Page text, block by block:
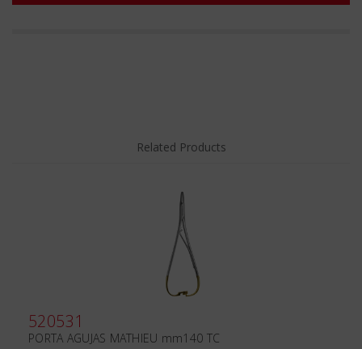
Related Products
520531
PORTA AGUJAS MATHIEU mm140 TC